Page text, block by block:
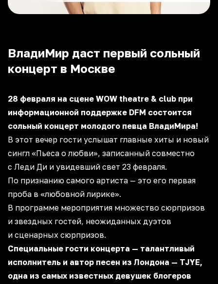
ВладиМир даст первый сольный
концерт в Москве
28 февраля на сцене WOW theatre & club при
информационной поддержке DFM состоится
сольный концерт молодого певца ВладиМира!
В этот вечер гости услышат главные хиты и новый
сингл «Пьеса о любви», записанный совместно
с Леди Ди и увидевший свет 23 февраля.
По признанию самого артиста — это его первая
проба в «любовной лирике».
В программе мероприятия множество сюрпризов
и звездных гостей, неожиданных дуэтов
и сценарных сюрпризов.
Специальные гости концерта — талантливый
исполнитель и автор песен из Лондона — TJYE,
одна из самых известных девушек блогеров